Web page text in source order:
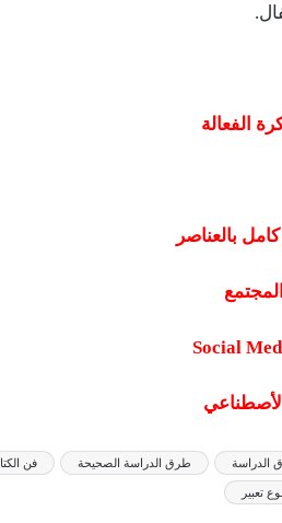
الفعالة
بالعناصر
الدراسة طرق الدراسة الصحيحة فن
تعبير